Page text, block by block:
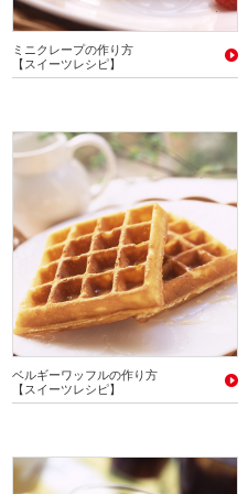
ミニクレープの作り方
【スイーツレシピ】
ベルギーワッフルの作り方
【スイーツレシピ】